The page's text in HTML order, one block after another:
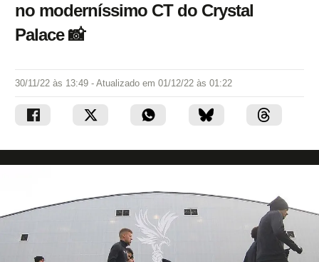
no moderníssimo CT do Crystal
Palace 📸
30/11/22 às 13:49 - Atualizado em 01/12/22 às 01:22